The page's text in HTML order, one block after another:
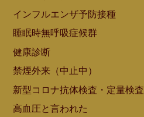
インフルエンザ予防接種
睡眠時無呼吸症候群
健康診断
禁煙外来（中止中）
新型コロナ抗体検査・定量検査
高血圧と言われた